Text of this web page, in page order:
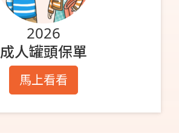
2026
成人罐頭保單
馬上看看